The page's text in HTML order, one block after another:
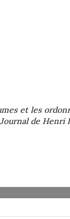
et les
de Henri